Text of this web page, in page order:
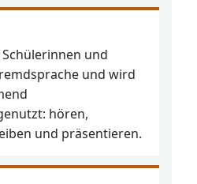
und
und wird
hören,
und präsentieren.